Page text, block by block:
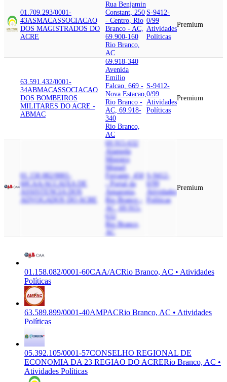
01.709.293/0001-
43ASMACASSOCIACAO
DOS MAGISTRADOS DO
ACRE
Rua Benjamin
Constant, 250
- Centro, Rio
Branco - AC,
69.900-160
Rio Branco,
AC
S-9412-
0/99
Atividades
Políticas
Premium
63.591.432/0001-
34ABMACASSOCIACAO
DOS BOMBEIROS
MILITARES DO ACRE -
ABMAC
69.918-340
Avenida
Emilio
Falcao, 669 -
Nova Estacao,
Rio Branco -
AC, 69.918-
340
Rio Branco,
AC
S-9412-
0/99
Atividades
Políticas
Premium
01.158.082/0001-
60 CAA/AC
CAIXA DE
ASSISTENCIA DOS
ADVOGADOS DO ACRE
69.915-632
Alameda
Ministro
Miguel
Ferrante, 450
- Portal da
Amazonia,
Rio Branco -
AC, 69.915-
Rio Branco,
AC
S-9412-
Atividades
Políticas
Premium
01.158.082/0001-60CAA/ACRio Branco, AC • Atividades
Políticas
63.589.899/0001-40AMPACRio Branco, AC • Atividades
Políticas
05.392.105/0001-57CONSELHO REGIONAL DE
ECONOMIA DA 23 REGIAO DO ACRERio Branco, AC •
Atividades Políticas